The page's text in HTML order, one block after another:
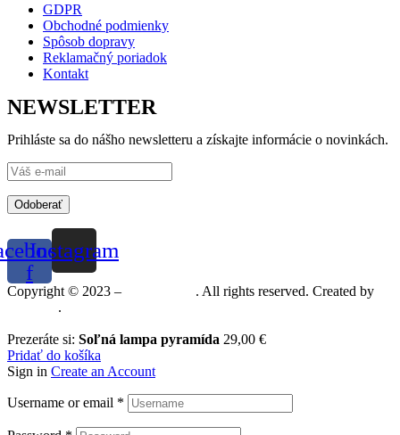
GDPR
Obchodné podmienky
Spôsob dopravy
Reklamačný poriadok
Kontakt
NEWSLETTER
Prihláste sa do nášho newsletteru a získajte informácie o novinkách.
Odoberať
f
Instagram
Copyright © 2023 –
. All rights reserved. Created by
.
Prezeráte si: Soľná lampa pyramída 29,00 €
Pridať do košíka
Sign in Create an Account
Username or email *